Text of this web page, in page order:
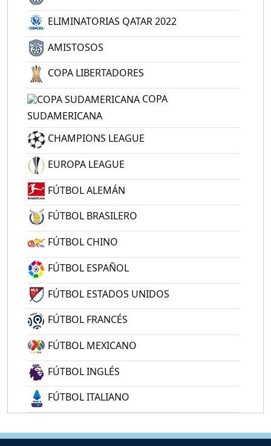
ELIMINATORIAS QATAR 2022
AMISTOSOS
COPA LIBERTADORES
COPA
SUDAMERICANA
CHAMPIONS LEAGUE
EUROPA LEAGUE
FÚTBOL ALEMÁN
FÚTBOL BRASILERO
FÚTBOL CHINO
FÚTBOL ESPAÑOL
FÚTBOL ESTADOS UNIDOS
FÚTBOL FRANCÉS
FÚTBOL MEXICANO
FÚTBOL INGLÉS
FÚTBOL ITALIANO